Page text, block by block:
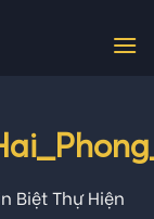
Biệt Thự Hiện